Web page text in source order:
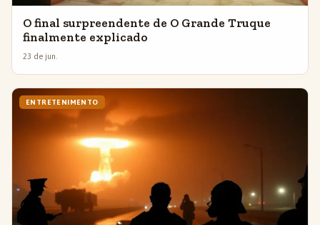
O final surpreendente de O Grande Truque
finalmente explicado
23 de jun.
ENTRETENIMENTO